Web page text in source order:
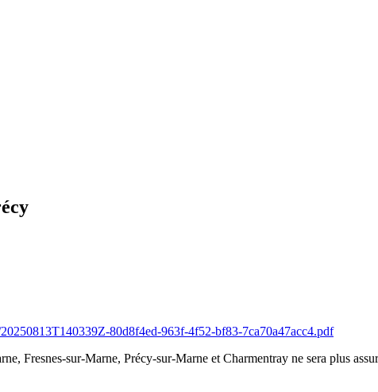
80d8f4ed-963f-4f52-bf83-7ca70a47acc4.pdf
Fresnes-sur-Marne, Précy-sur-Marne et Charmentray ne sera plus